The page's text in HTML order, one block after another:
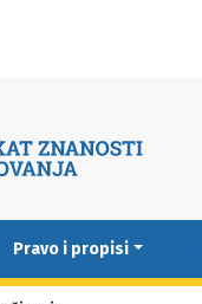
Pravo i propisi